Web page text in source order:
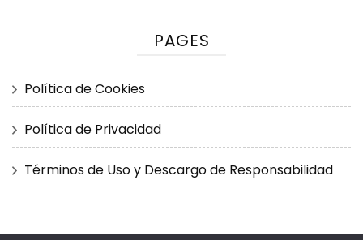
PAGES
Política de Cookies
Política de Privacidad
Términos de Uso y Descargo de Responsabilidad